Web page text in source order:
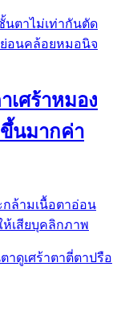
นตาไม่เท่ากันตัด
อนคล้อยหมอนิจ
เศร้าหมอง
นมากค่า
ล้ามเนื้อตาอ่อน
ห้เสียบุคลิกภาพ
ตาดูเศร้าตาตี่ตาปรือ